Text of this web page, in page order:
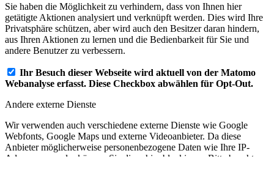
Sie haben die Möglichkeit zu verhindern, dass von Ihnen hier
getätigte Aktionen analysiert und verknüpft werden. Dies wird Ihre
Privatsphäre schützen, aber wird auch den Besitzer daran hindern,
aus Ihren Aktionen zu lernen und die Bedienbarkeit für Sie und
andere Benutzer zu verbessern.
Ihr Besuch dieser Webseite wird aktuell von der Matomo
Webanalyse erfasst. Diese Checkbox abwählen für Opt-Out.
Andere externe Dienste
Wir verwenden auch verschiedene externe Dienste wie Google
Webfonts, Google Maps und externe Videoanbieter. Da diese
Anbieter möglicherweise personenbezogene Daten wie Ihre IP-
Adresse sammeln, können Sie diese hier blockieren. Bitte beachten